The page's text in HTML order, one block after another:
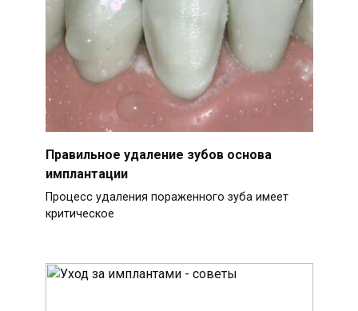
Правильное удаление зубов основа
имплантации
Процесс удаления пораженного зуба имеет
критическое